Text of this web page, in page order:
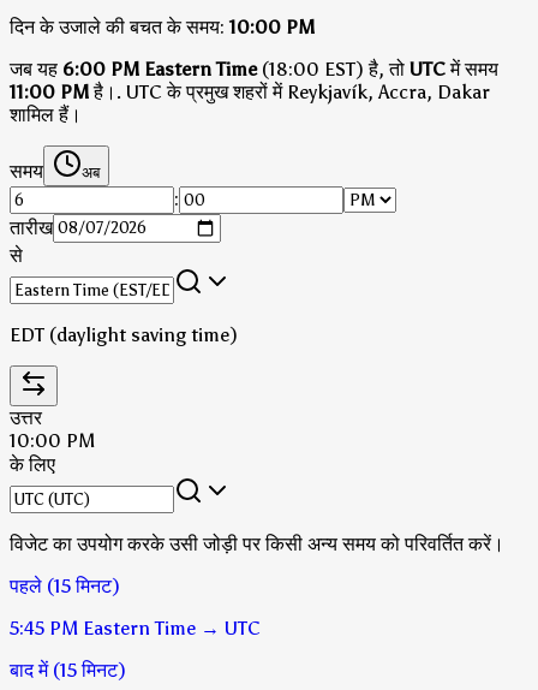
दिन के उजाले की बचत के समय: 10:00 PM
जब यह 6:00 PM Eastern Time(18:00 EST) है, तो UTCमें समय
11:00 PMहै। . UTC के प्रमुख शहरों में Reykjavík, Accra, Dakar
शामिल हैं।
समय अब
:
तारीख
से
EDT (daylight saving time)
उत्तर
10:00 PM
के लिए
विजेट का उपयोग करके उसी जोड़ी पर किसी अन्य समय को परिवर्तित करें।
पहले (15 मिनट)
5:45 PM Eastern Time → UTC
बाद में (15 मिनट)